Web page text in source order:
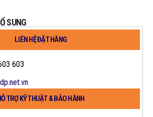
SUNG
LIÊN HỆ ĐẶT HÀNG
603
TRỢ KỸ THUẬT & BẢO HÀNH